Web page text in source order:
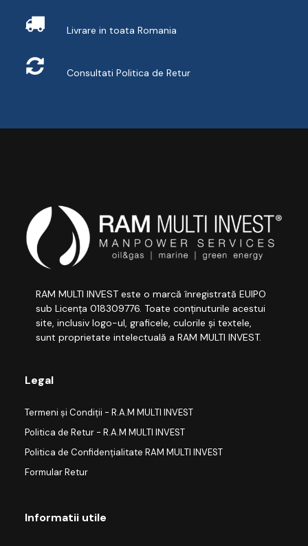
Livrare in toata Romania
Consultati Politica de Retur
RAM MULTI INVEST este o marcă înregistrată EUIPO
sub Licența 018309776. Toate conținuturile acestui
site, inclusiv logo-ul, graficele, culorile și textele,
sunt proprietate intelectuală a RAM MULTI INVEST.
Legal
Termeni și Condiții - R.A.M MULTI INVEST
Politica de Retur - R.A.M MULTI INVEST
Politica de Confidențialitate RAM MULTI INVEST
Formular Retur
Informatii utile